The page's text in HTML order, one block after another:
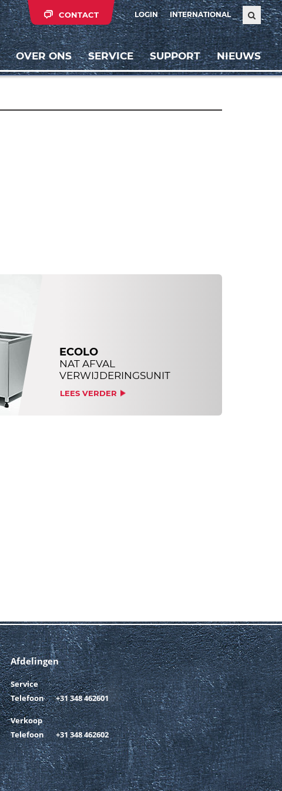
LOGIN INTERNATIONAL
CONTACT
OVER ONS SERVICE SUPPORT NIEUWS
ECOLO
NAT AFVAL
VERWIJDERINGSUNIT
LEES VERDER
Afdelingen
Service
Telefoon
+31 348 462601
Verkoop
Telefoon
+31 348 462602